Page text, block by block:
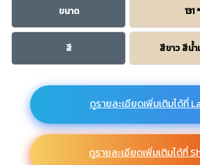
ขนาด
สี สีขาว สีน้ำ
ดูรายละเอียดเพิ่มเติมได้ที่
ดูรายละเอียดเพิ่มเติมได้ที่